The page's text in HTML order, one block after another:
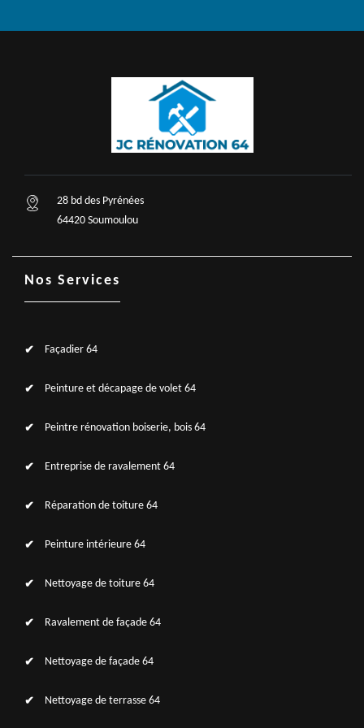
28 bd des Pyrénées
64420 Soumoulou
Nos Services
Façadier 64
Peinture et décapage de volet 64
Peintre rénovation boiserie, bois 64
Entreprise de ravalement 64
Réparation de toiture 64
Peinture intérieure 64
Nettoyage de toiture 64
Ravalement de façade 64
Nettoyage de façade 64
Nettoyage de terrasse 64